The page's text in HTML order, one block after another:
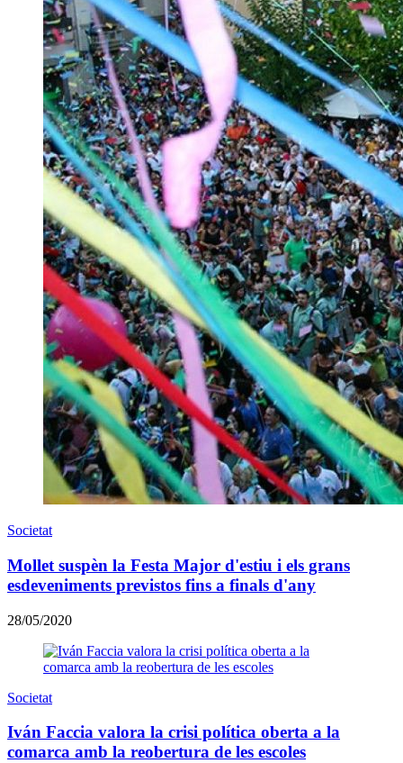
Societat
Mollet suspèn la Festa Major d'estiu i els grans
esdeveniments previstos fins a finals d'any
28/05/2020
Societat
Iván Faccia valora la crisi política oberta a la
comarca amb la reobertura de les escoles